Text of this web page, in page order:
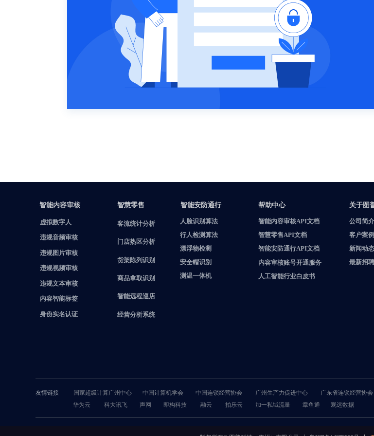
虚拟数字人
违规音频审核
违规图片审核
违规视频审核
违规文本审核
内容智能标签
身份实名认证
客流统计分析
门店热区分析
货架陈列识别
商品拿取识别
智能远程巡店
经营分析系统
人脸识别算法
行人检测算法
漂浮物检测
安全帽识别
测温一体机
智能内容审核API文档
智慧零售API文档
智能安防通行API文档
内容审核账号开通服务
人工智能行业白皮书
公司简介
客户案例
新闻动态
最新招聘
智能内容审核 智慧零售 智能安防通行 帮助中心 关于图
友情链接 国家超级计算广州中心 中国计算机学会 中国连锁经营协会 广州生产力促进中心 广东省连锁经营协会
华为云
科大讯飞 声网 即构科技 融云 拍乐云 加一私域流量 章鱼通 观远数据